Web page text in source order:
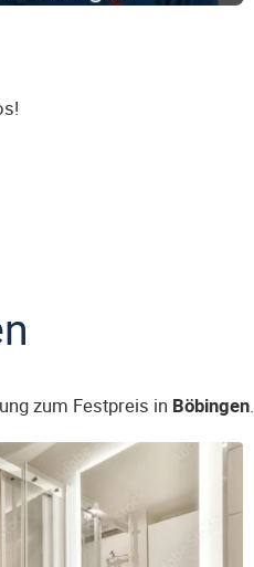
zum Festpreis in Böbingen.